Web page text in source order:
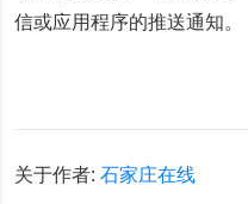
信或应用程序的推送通知。
关于作者:石家庄在线